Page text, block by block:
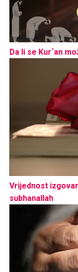
Da li se Kur´an
Vrijednost
subhanallah